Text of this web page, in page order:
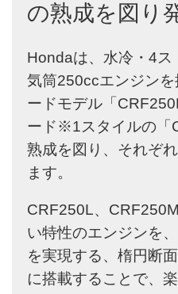
の熟成を図り
Hondaは、水冷・4
気筒250ccエンジン
ードモデル「
ード※1スタイルの「
熟成を図り、それぞ
ます。
CRF250L、
い特性のエンジンを
を実現する、楕円断
に搭載することで、